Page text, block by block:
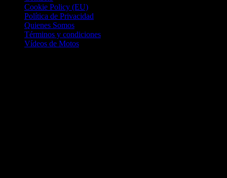
Cookie Policy (EU)
Política de Privacidad
Quienes Somos
Términos y condiciones
Vídeos de Motos